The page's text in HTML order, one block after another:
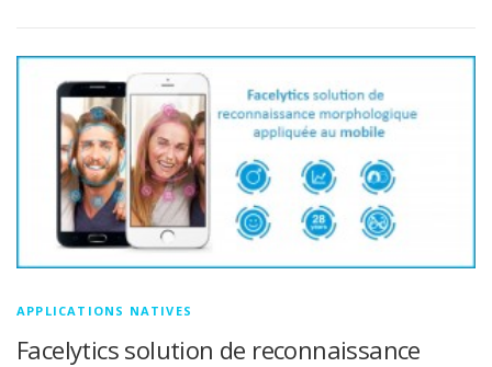
APPLICATIONS NATIVES
Facelytics solution de reconnaissance